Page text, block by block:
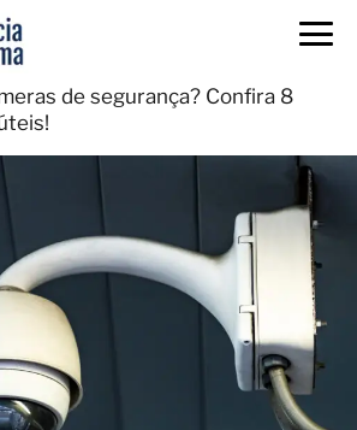
de segurança? Confira 8